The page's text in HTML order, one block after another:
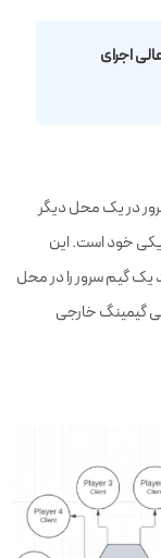
اجرای
در یک محل دیگر
خود است. این
یک گیم سرور را در محل
گیمینگ خارجی